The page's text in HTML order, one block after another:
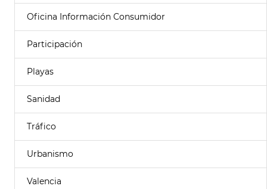
Oficina Información Consumidor
Participación
Playas
Sanidad
Tráfico
Urbanismo
Valencia